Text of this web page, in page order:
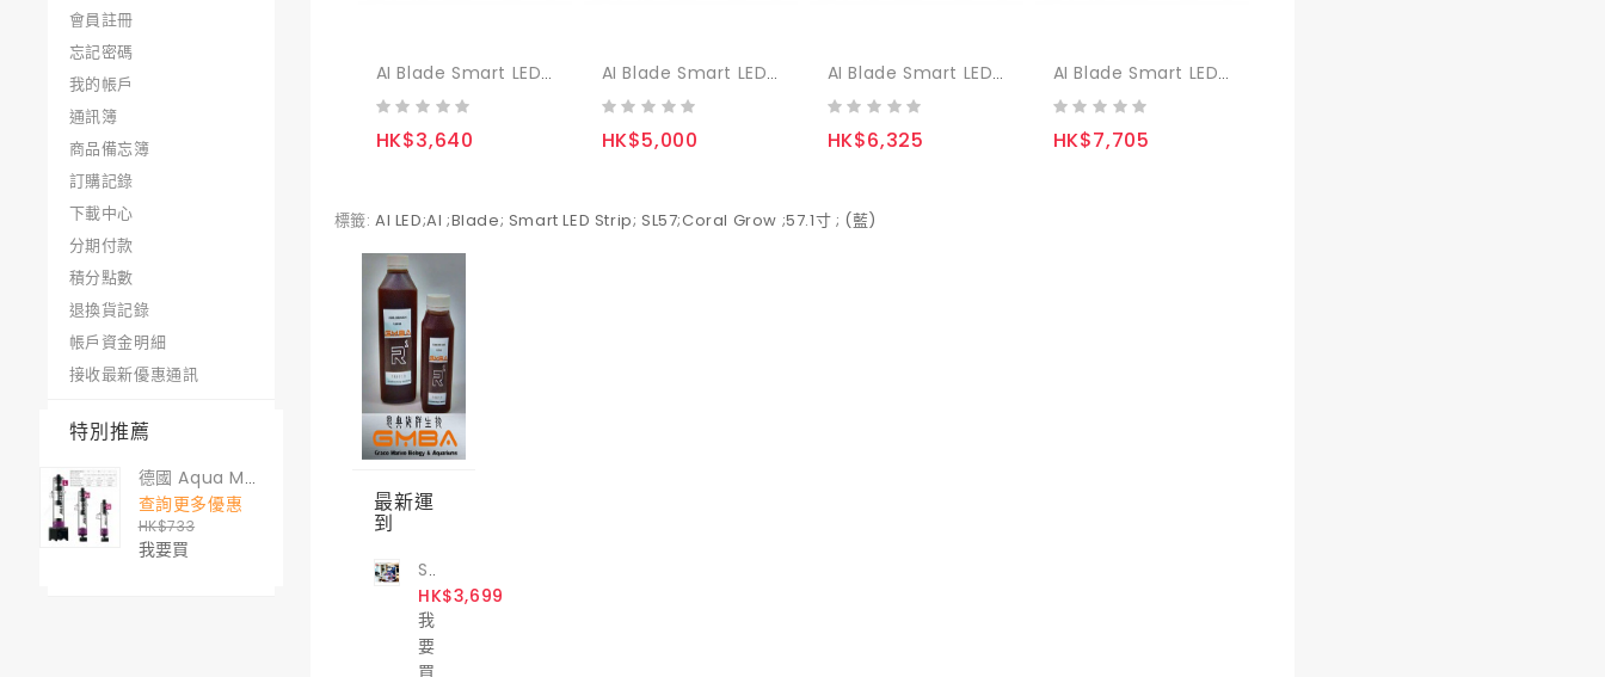
會員註冊
忘記密碼
我的帳戶
通訊簿
商品備忘簿
訂購記錄
下載中心
分期付款
積分點數
退換貨記錄
帳戶資金明細
接收最新優惠通訊
特別推薦
德國 Aqua Medic MULTI REACTOR S GEN II (煮豆機) S 號
查詢更多優惠
HK$733
我要買
AI Blade Smart LED Strip - Coral Grow SL21 (藍)
HK$3,640
AI Blade Smart LED Strip - Coral Grow SL30 (藍)
HK$5,000
AI Blade Smart LED Strip - Coral Grow SL39 (藍)
HK$6,325
AI Blade Smart LED Strip - Coral Grow SL48 (藍)
HK$7,705
標籤:AI LED;AI ;Blade; Smart LED Strip; SL57;Coral Grow ;57.1寸 ; (藍)
最新運
到
Star Marine 斷崖式背濾缸 60
HK$3,699
我
要